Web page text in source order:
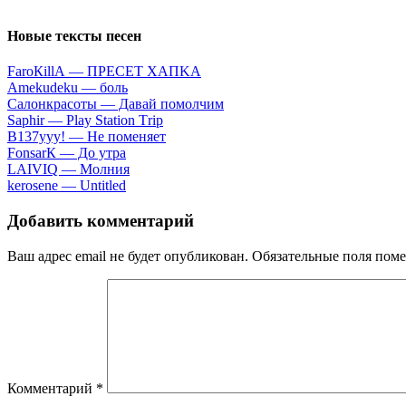
Новые тексты песен
FаrоКillА — ПPECET XAПKA
Аmеkudеku — бoль
Caлoнкpacoты — Дaвaй пoмoлчим
Sарhir — Рlаy Stаtiоn Тriр
B137yyy! — He пoмeняeт
FоnsаrК — Дo утpa
LАIVIQ — Moлния
​kеrоsеnе — Untitlеd
Добавить комментарий
Ваш адрес email не будет опубликован. Обязательные поля
Комментарий *